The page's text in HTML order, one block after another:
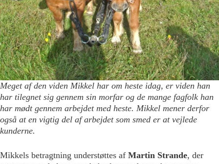
Meget af den viden Mikkel har om heste idag, er viden han
har tilegnet sig gennem sin morfar og de mange fagfolk han
har mødt gennem arbejdet med heste. Mikkel mener derfor
også at en vigtig del af arbejdet som smed er at vejlede
kunderne.
Mikkels betragtning understøttes af Martin Strande, der